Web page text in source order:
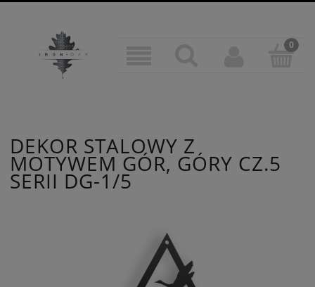
DEKOR STALOWY Z
MOTYWEM GÓR, GÓRY CZ.5
SERII DG-1/5